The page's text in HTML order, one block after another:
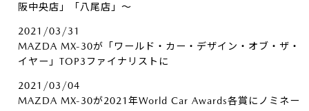
阪中央店」「八尾店」～
2021/03/31
MAZDA MX-30が「ワールド・カー・デザイン・オブ・ザ・
イヤー」TOP3ファイナリストに
2021/03/04
MAZDA MX-30が2021年World Car Awards各賞にノミネー